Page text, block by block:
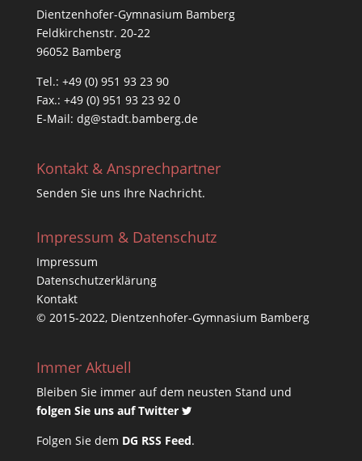
Dientzenhofer-Gymnasium Bamberg
Feldkirchenstr. 20-22
96052 Bamberg
Tel.: +49 (0) 951 93 23 90
Fax.: +49 (0) 951 93 23 92 0
E-Mail: dg@stadt.bamberg.de
Kontakt & Ansprechpartner
Senden Sie uns Ihre Nachricht.
Impressum & Datenschutz
Impressum
Datenschutzerklärung
Kontakt
© 2015-2022, Dientzenhofer-Gymnasium Bamberg
Immer Aktuell
Bleiben Sie immer auf dem neusten Stand und
folgen Sie uns auf Twitter
Folgen Sie dem DG RSS Feed.